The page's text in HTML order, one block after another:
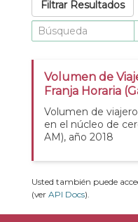
Filtrar Resultados
Volumen de
Franja Horaria
Volumen de
en el núcleo de
AM), año 2018
Usted también puede
(ver API Docs).